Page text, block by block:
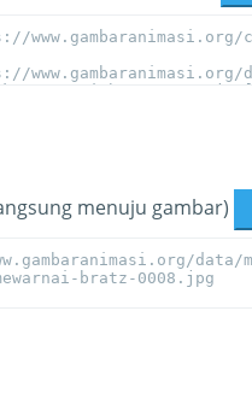
menuju gambar)